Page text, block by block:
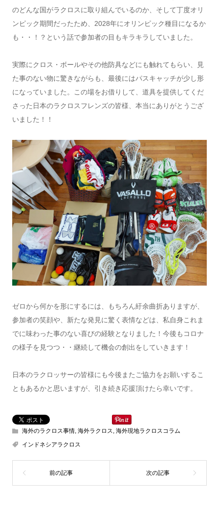
のどんな国がラクロスに取り組んでいるのか、そして丁度オリ
ンピック期間だったため、2028年にオリンピック種目になるか
も・・！？という話で参加者の目もキラキラしていました。
実際にクロス・ボールやその他防具などにも触れてもらい、見
た事のない物に驚きながらも、最後にはパスキャッチが少し形
になっていました。この場をお借りして、道具を提供してくだ
さった日本のラクロスフレンズの皆様、本当にありがとうござ
いました！！
ゼロから何かを形にするには、もちろん紆余曲折ありますが、
参加者の笑顔や、新たな発見に驚く表情などは、私自身これま
でに味わった事のない喜びの経験となりました！今後もコロナ
の様子を見つつ・・継続して機会の創出をしていきます！
日本のラクロッサーの皆様にも今後またご協力をお願いするこ
ともあるかと思いますが、引き続き応援頂けたら幸いです。
海外のラクロス事情, 海外ラクロス, 海外現地ラクロスコラム
インドネシアラクロス